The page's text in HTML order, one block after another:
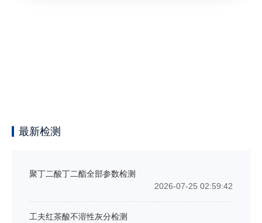
最新检测
聚丁二酸丁二酯全部参数检测
2026-07-25 02:59:42
工夫红茶酸不溶性灰分检测